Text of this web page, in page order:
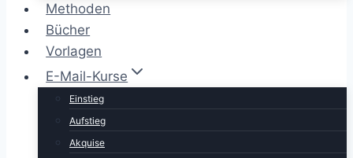
Methoden
Bücher
Vorlagen
E-Mail-Kurse
Einstieg
Aufstieg
Akquise